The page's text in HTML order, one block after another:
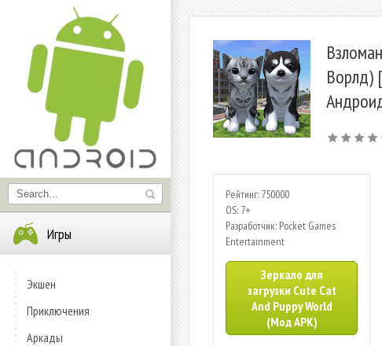
Игры
Экшен
Приключения
Аркады
Ворлд)
Рейтинг: 750000
OS: 7+
Разработчик: Pocket Games
Entertainment
Зеркало для
загрузки Cute Cat
And Puppy World
(Мод APK)